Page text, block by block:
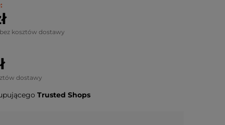
jest indywidualnie.
odbiór osobisty.
bez kosztów dostawy
dostawy
Trusted Shops